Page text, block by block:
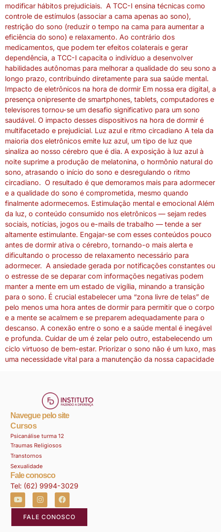
modificar hábitos prejudiciais. A TCC-I ensina técnicas como
controle de estímulos (associar a cama apenas ao sono),
restrição do sono (reduzir o tempo na cama para aumentar a
eficiência do sono) e relaxamento. Ao contrário dos
medicamentos, que podem ter efeitos colaterais e gerar
dependência, a TCC-I capacita o indivíduo a desenvolver
habilidades autônomas para melhorar a qualidade do seu sono a
longo prazo, contribuindo diretamente para sua saúde mental.
Impacto de eletrônicos na hora de dormir Em nossa era digital, a
presença onipresente de smartphones, tablets, computadores e
televisores tornou-se um desafio significativo para um sono
saudável. O impacto desses dispositivos na hora de dormir é
multifacetado e prejudicial. Luz azul e ritmo circadiano A tela da
maioria dos eletrônicos emite luz azul, um tipo de luz que
sinaliza ao nosso cérebro que é dia. A exposição à luz azul à
noite suprime a produção de melatonina, o hormônio natural do
sono, atrasando o início do sono e desregulando o ritmo
circadiano. O resultado é que demoramos mais para adormecer
e a qualidade do sono é comprometida, mesmo quando
finalmente adormecemos. Estimulação mental e emocional Além
da luz, o conteúdo consumido nos eletrônicos — sejam redes
sociais, notícias, jogos ou e-mails de trabalho — tende a ser
altamente estimulante. Engajar-se com esses conteúdos pouco
antes de dormir ativa o cérebro, tornando-o mais alerta e
dificultando o processo de relaxamento necessário para
adormecer. A ansiedade gerada por notificações constantes ou
o estresse de se deparar com informações negativas podem
manter a mente em um estado de vigília, minando a transição
para o sono. É crucial estabelecer uma “zona livre de telas” de
pelo menos uma hora antes de dormir para permitir que o corpo
e a mente se acalmem e se preparem adequadamente para o
descanso. A conexão entre o sono e a saúde mental é inegável
e profunda. Cuidar de um é zelar pelo outro, estabelecendo um
ciclo virtuoso de bem-estar. Priorizar o sono não é um luxo, mas
uma necessidade vital para a manutenção da nossa capacidade
Navegue pelo site
Cursos
Psicanálise turma 12
Traumas Religiosos
Transtornos
Sexualidade
Fale conosco
Tel: (62) 9994-3029
FALE CONOSCO